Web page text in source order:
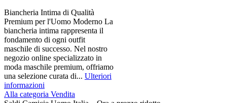
Biancheria Intima di Qualità
Premium per l'Uomo Moderno La
biancheria intima rappresenta il
fondamento di ogni outfit
maschile di successo. Nel nostro
negozio online specializzato in
moda maschile premium, offriamo
una selezione curata di... Ulteriori
informazioni
Alla categoria Vendita